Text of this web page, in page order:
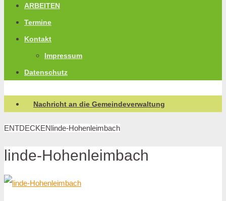
ARBEITEN
Termine
Kontakt
Impressum
Datenschutz
Nachricht an die Gemeindeverwaltung
ENTDECKENlinde-Hohenleimbach
linde-Hohenleimbach